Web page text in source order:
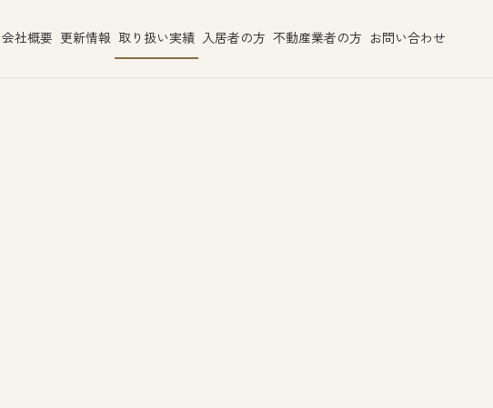
会社概要 更新情報 取り扱い実績 入居者の方 不動産業者の方 お問い合わせ